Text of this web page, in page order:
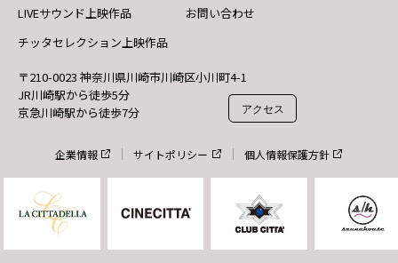
〒210-0023 神奈川県川崎市川崎区小川町4-1
JR川崎駅から徒歩5分
京急川崎駅から徒歩7分
アクセス
LIVEサウンド上映作品
チッタセレクション上映作品
お問い合わせ
企業情報 サイトポリシー 個人情報保護方針